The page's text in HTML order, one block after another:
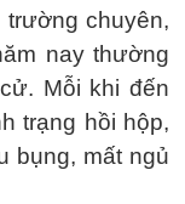
trường chuyên,
nay thường
Mỗi khi đến
trạng hồi hộp,
bụng, mất ngủ